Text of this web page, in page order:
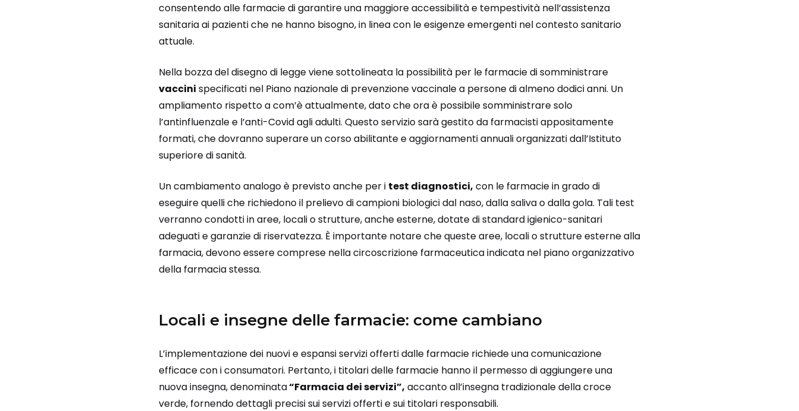
consentendo alle farmacie di garantire una maggiore accessibilità e tempestività nell’assistenza
sanitaria ai pazienti che ne hanno bisogno, in linea con le esigenze emergenti nel contesto sanitario
attuale.
Nella bozza del disegno di legge viene sottolineata la possibilità per le farmacie di somministrare
vaccini specificati nel Piano nazionale di prevenzione vaccinale a persone di almeno dodici anni. Un
ampliamento rispetto a com’è attualmente, dato che ora è possibile somministrare solo
l’antinfluenzale e l’anti-Covid agli adulti. Questo servizio sarà gestito da farmacisti appositamente
formati, che dovranno superare un corso abilitante e aggiornamenti annuali organizzati dall’Istituto
superiore di sanità.
Un cambiamento analogo è previsto anche per i test diagnostici, con le farmacie in grado di
eseguire quelli che richiedono il prelievo di campioni biologici dal naso, dalla saliva o dalla gola. Tali test
verranno condotti in aree, locali o strutture, anche esterne, dotate di standard igienico-sanitari
adeguati e garanzie di riservatezza. È importante notare che queste aree, locali o strutture esterne alla
farmacia, devono essere comprese nella circoscrizione farmaceutica indicata nel piano organizzativo
della farmacia stessa.
Locali e insegne delle farmacie: come cambiano
L’implementazione dei nuovi e espansi servizi offerti dalle farmacie richiede una comunicazione
efficace con i consumatori. Pertanto, i titolari delle farmacie hanno il permesso di aggiungere una
nuova insegna, denominata“Farmacia dei servizi”, accanto all’insegna tradizionale della croce
verde, fornendo dettagli precisi sui servizi offerti e sui titolari responsabili.